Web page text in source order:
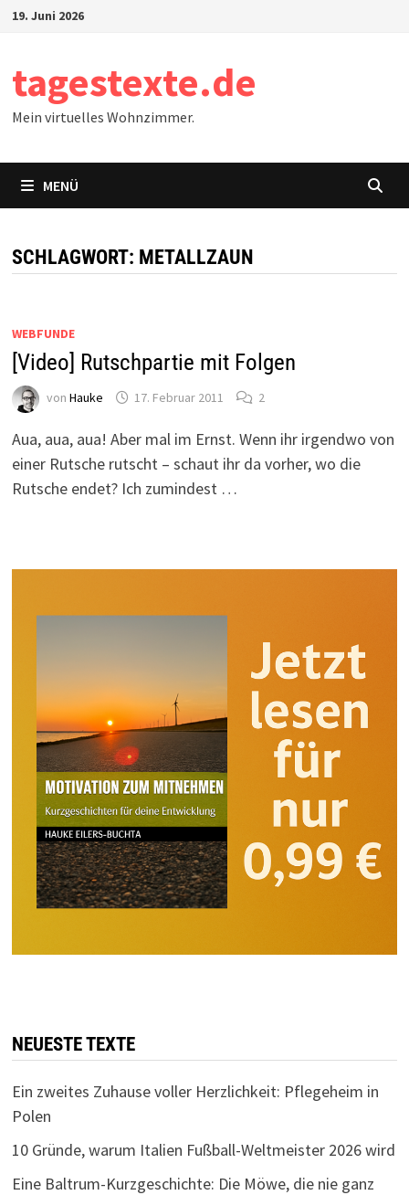
Zum19. Juni 2026
tagestexte.de
Mein virtuelles Wohnzimmer.
MENÜ
SCHLAGWORT: METALLZAUN
WEBFUNDE
[Video] Rutschpartie mit Folgen
von Hauke 17. Februar 2011 2
Aua, aua, aua! Aber mal im Ernst. Wenn ihr irgendwo von
einer Rutsche rutscht – schaut ihr da vorher, wo die
Rutsche endet? Ich zumindest …
NEUESTE TEXTE
Ein zweites Zuhause voller Herzlichkeit: Pflegeheim in
Polen
10 Gründe, warum Italien Fußball-Weltmeister 2026 wird
Eine Baltrum-Kurzgeschichte: Die Möwe, die nie ganz